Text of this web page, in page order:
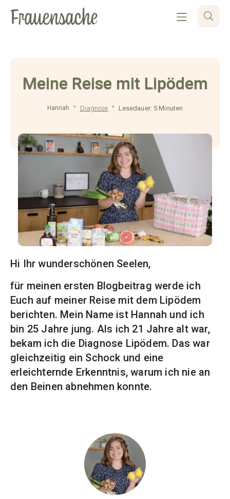
Meine Reise mit Lipödem
Hannah Diagnose Lesedauer: 5 Minuten
Hi Ihr wunderschönen Seelen,
für meinen ersten Blogbeitrag werde ich
Euch auf meiner Reise mit dem Lipödem
berichten. Mein Name ist Hannah und ich
bin 25 Jahre jung. Als ich 21 Jahre alt war,
bekam ich die Diagnose Lipödem. Das war
gleichzeitig ein Schock und eine
erleichternde Erkenntnis, warum ich nie an
den Beinen abnehmen konnte.